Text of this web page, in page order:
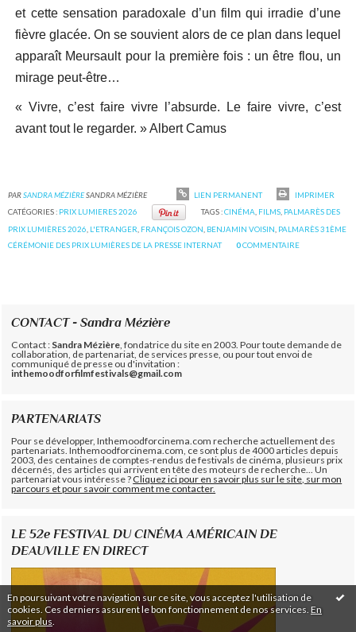
En poursuivant votre navigation sur ce site, vous acceptez l'utilisation de
cookies. Ces derniers assurent le bon fonctionnement de nos services. En
savoir plus
et cette sensation paradoxale d’un film qui irradie d’une
fièvre glacée. On se souvient alors de ce plan dans lequel
apparaît Meursault pour la première fois : un être flou, un
mirage peut-être…
« Vivre, c’est faire vivre l’absurde. Le faire vivre, c’est
avant tout le regarder. » Albert Camus
PARSANDRA MÉZIÈRESANDRA MÉZIÈRE LIEN PERMANENT
IMPRIMER
CATÉGORIES : PRIX LUMIERES 2026 TAGS :CINÉMA FILMS, PALMARÈS DES
PRIX LUMIÈRES 2026 L'ETRANGER FRANÇOIS OZON BENJAMIN VOISIN PALMARÈS 31ÈME
CÉRÉMONIE DES PRIX LUMIÈRES DE LA PRESSE INTERNAT
0COMMENTAIRE
CONTACT - Sandra Mézière
Contact : Sandra Mézière , fondatrice du site en 2003. Pour toute demande de
collaboration, de partenariat, de services presse, ou pour tout envoi de
communiqué de presse ou d'invitation :
inthemoodforfilmfestivals@gmail.com
PARTENARIATS
Pour se développer, Inthemoodforcinema.com recherche actuellement des
partenariats. Inthemoodforcinema.com, ce sont plus de 4000 articles depuis
2003, des centaines de comptes-rendus de festivals de cinéma, plusieurs prix
décernés, des articles qui arrivent en tête des moteurs de recherche... Un
partenariat vous intéresse ?Cliquez ici pour en savoir plus sur le site, sur mon
parcours et pour savoir comment me contacter.
LE 52e FESTIVAL DU CINÉMA AMÉRICAIN DE
DEAUVILLE EN DIRECT